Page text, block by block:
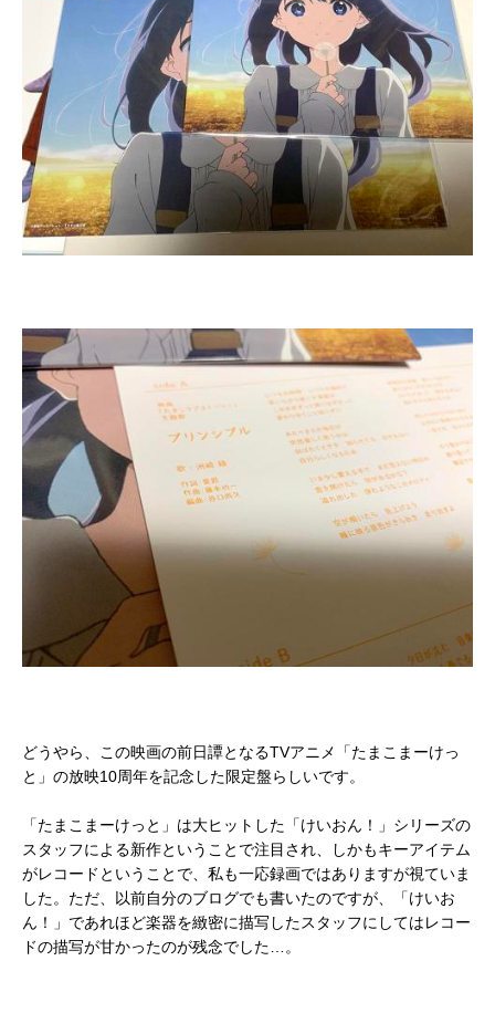
どうやら、この映画の前日譚となるTVアニメ「たまこまーけっ
と」の放映10周年を記念した限定盤らしいです。
「たまこまーけっと」は大ヒットした「けいおん！」シリーズの
スタッフによる新作ということで注目され、しかもキーアイテム
がレコードということで、私も一応録画ではありますが視ていま
した。ただ、以前自分のブログでも書いたのですが、「けいお
ん！」であれほど楽器を緻密に描写したスタッフにしてはレコー
ドの描写が甘かったのが残念でした…。